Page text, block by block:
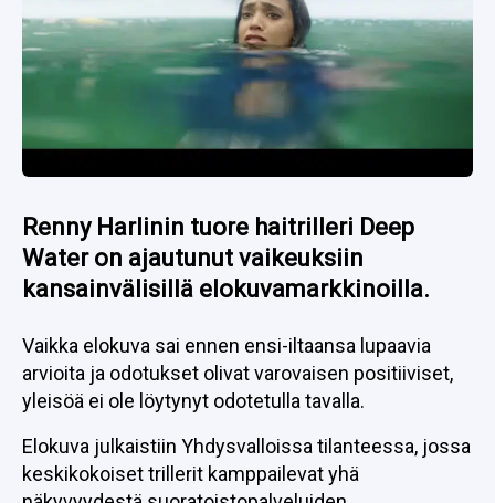
Renny Harlinin tuore haitrilleri Deep
Water on ajautunut vaikeuksiin
kansainvälisillä elokuvamarkkinoilla.
Vaikka elokuva sai ennen ensi-iltaansa lupaavia
arvioita ja odotukset olivat varovaisen positiiviset,
yleisöä ei ole löytynyt odotetulla tavalla.
Elokuva julkaistiin Yhdysvalloissa tilanteessa, jossa
keskikokoiset trillerit kamppailevat yhä